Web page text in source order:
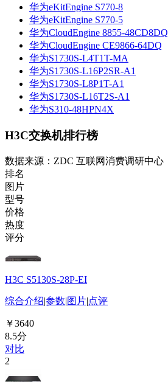
华为eKitEngine S770-8
华为eKitEngine S770-5
华为CloudEngine 8855-48CD8DQ
华为CloudEngine CE9866-64DQ
华为S1730S-L4T1T-MA
华为S1730S-L16P2SR-A1
华为S1730S-L8P1T-A1
华为S1730S-L16T2S-A1
华为S310-48HPN4X
H3C交换机排行榜
数据来源：ZDC 互联网消费调研中心
排名
图片
型号
价格
热度
评分
H3C S5130S-28P-EI
综合介绍|参数|图片|点评
￥3640
8.5分
对比
2